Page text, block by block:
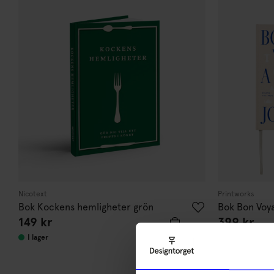
Nicotext
Bok Kockens hemligheter grön
149 kr
I lager
Printworks
Bok Bon
399kr